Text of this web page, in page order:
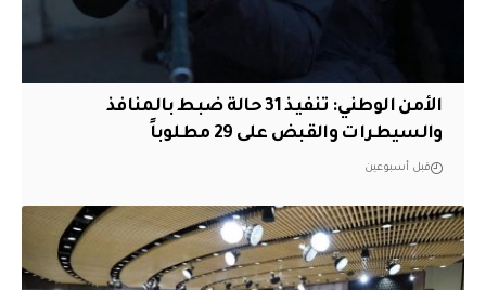
الأمن الوطني: تنفيذ 31 حالة ضبط بالمنافذ
والسيطرات والقبض على 29 مطلوباً
قبل أسبوعين